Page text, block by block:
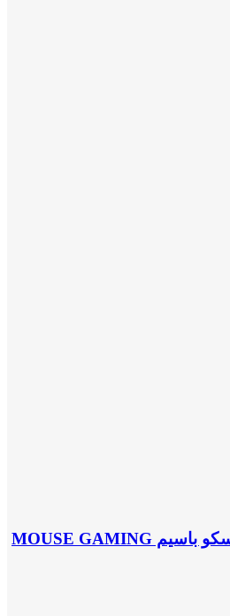
ماوس مخصوص بازی تسکو باسیم MOUSE GAMING